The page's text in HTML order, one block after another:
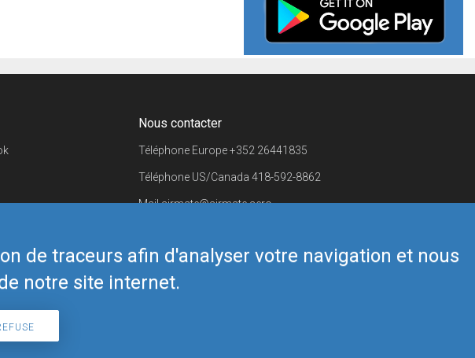
de traceurs afin d'analyser votre navigation et nous
notre site internet.
Nous contacter
Téléphone Europe+352 26441835
Téléphone US/Canada 418-592-8862
Mailairmate@airmate.aero